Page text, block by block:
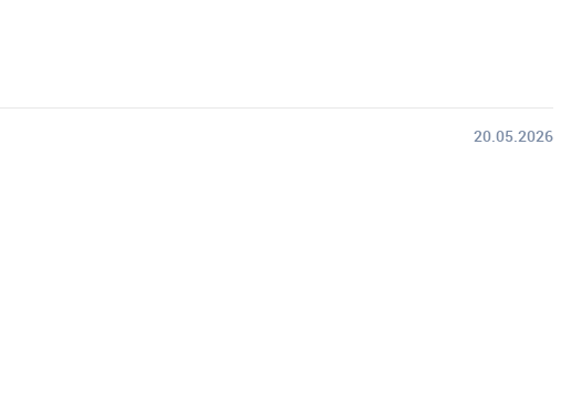
20.05.2026